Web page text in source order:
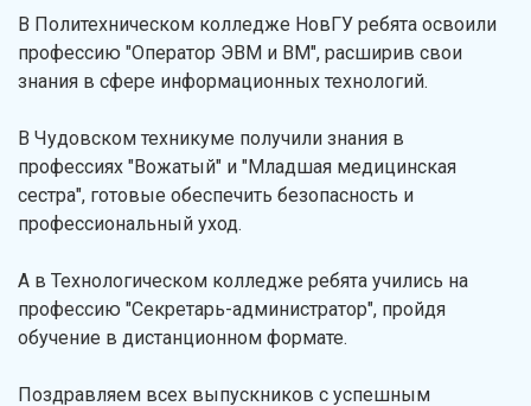
В Политехническом колледже НовГУ ребята освоили
профессию "Оператор ЭВМ и ВМ", расширив свои
знания в сфере информационных технологий.
В Чудовском техникуме получили знания в
профессиях "Вожатый" и "Младшая медицинская
сестра", готовые обеспечить безопасность и
профессиональный уход.
А в Технологическом колледже ребята учились на
профессию "Секретарь-администратор", пройдя
обучение в дистанционном формате.
Поздравляем всех выпускников с успешным